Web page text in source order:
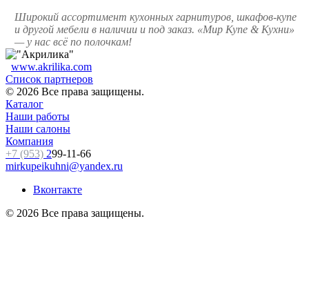
Широкий ассортимент кухонных гарнитуров, шкафов-купе
и другой мебели в наличии и под заказ. «Мир Купе & Кухни»
— у нас всё по полочкам!
www.akrilika.com
Список партнеров
© 2026 Все права защищены.
Каталог
Наши работы
Наши салоны
Компания
+7 (953) 299-11-66
mirkupeikuhni@yandex.ru
Вконтакте
© 2026 Все права защищены.